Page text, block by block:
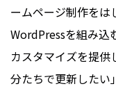
ームページ制作をは
WordPressを組み込
カスタマイズを提供
分たちで更新したい